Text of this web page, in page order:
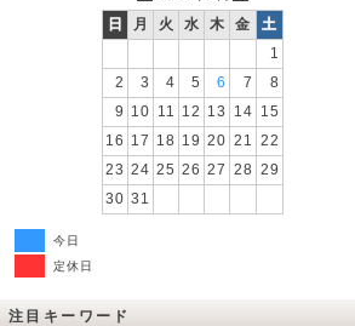
日
月 火 水 木 金
土
1
2
3 4 5 6 7
8
9 10 11 12 13 14 15
16 17 18 19 20 21 22
23 24 25 26 27 28 29
30 31
今日
定休日
注目キーワード